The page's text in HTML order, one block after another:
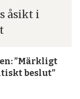
åsikt i
”Märkligt
beslut”